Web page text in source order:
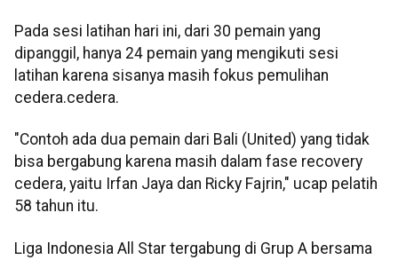
Pada sesi latihan hari ini, dari 30 pemain yang
dipanggil, hanya 24 pemain yang mengikuti sesi
latihan karena sisanya masih fokus pemulihan
cedera.cedera.
"Contoh ada dua pemain dari Bali (United) yang tidak
bisa bergabung karena masih dalam fase recovery
cedera, yaitu Irfan Jaya dan Ricky Fajrin," ucap pelatih
58 tahun itu.
Liga Indonesia All Star tergabung di Grup A bersama